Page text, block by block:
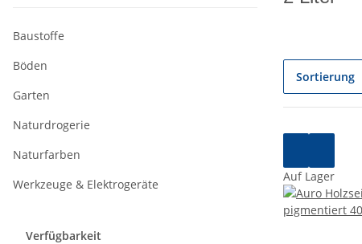
Sortierung
Auf Lager
Baustoffe
Böden
Garten
Naturdrogerie
Naturfarben
Werkzeuge & Elektrogeräte
Verfügbarkeit